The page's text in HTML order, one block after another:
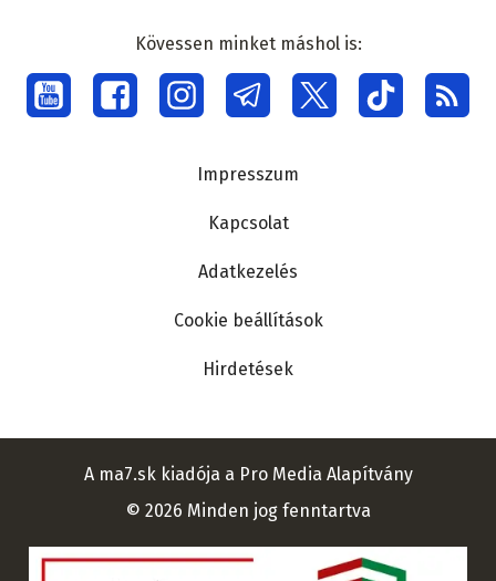
Social
menu
Kövessen minket máshol is:
Impresszum
Kapcsolat
Adatkezelés
Cookie beállítások
Hirdetések
A ma7.sk kiadója a Pro Media Alapítvány
© 2026 Minden jog fenntartva